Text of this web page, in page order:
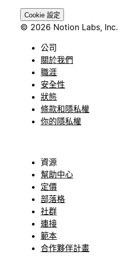
Cookie 設定
© 2026 Notion Labs, Inc.
公司
關於我們
職涯
安全性
狀態
條款和隱私權
你的隱私權
資源
幫助中心
定價
部落格
社群
連接
範本
合作夥伴計畫